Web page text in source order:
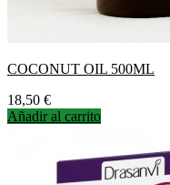
COCONUT OIL 500ML
Precio
18,50 €
Añadir al carrito